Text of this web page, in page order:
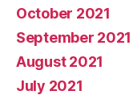
October 2021
September 2021
August 2021
July 2021